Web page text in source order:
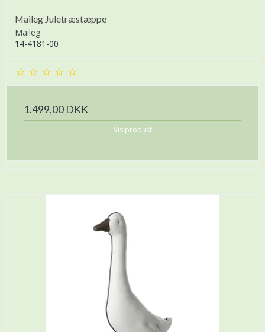
Maileg Juletræstæppe
Maileg
14-4181-00
1.499,00 DKK
Vis produkt